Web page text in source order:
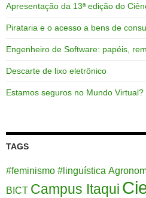
Apresentação da 13ª edição do
Pirataria e o acesso a bens de
Engenheiro de Software: papéis,
Descarte de lixo eletrônico
Estamos seguros no Mundo Virtual?
TAGS
#feminismo #linguística
BICT Campus Itaqui